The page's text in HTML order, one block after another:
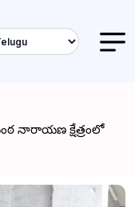
నారాయణ క్షేత్రంలో